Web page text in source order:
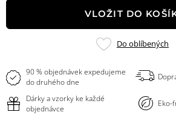
VLOŽIT DO
Přidat
Do oblíbených
90 % objednávek expedujeme
do druhého dne
Dárky a vzorky ke každé
objednávce
Eko-